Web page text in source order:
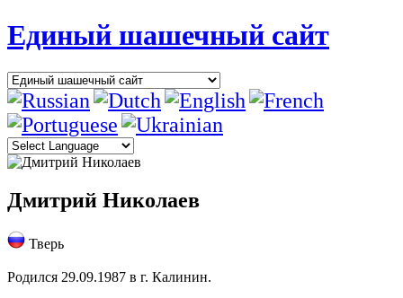
Единый шашечный сайт
Дмитрий Николаев
Тверь
Родился 29.09.1987 в г. Калинин.